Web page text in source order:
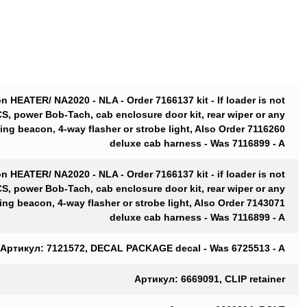
HEATER/ NA2020 - NLA - Order 7166137 kit - If loader is not
power Bob-Tach, cab enclosure door kit, rear wiper or any
beacon, 4-way flasher or strobe light, Also Order 7116260
deluxe cab harness - Was 7116899 - A
HEATER/ NA2020 - NLA - Order 7166137 kit - if loader is not
power Bob-Tach, cab enclosure door kit, rear wiper or any
beacon, 4-way flasher or strobe light, Also Order 7143071
deluxe cab harness - Was 7116899 - A
Артикул: 7121572, DECAL PACKAGE decal - Was 6725513 - A
Артикул: 6669091, CLIP retainer